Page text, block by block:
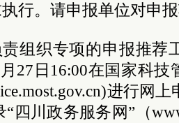
行。请申报单位对申
责组织专项的申报推荐
27日16:00在国家科
进行网
“四川政务服务网”（